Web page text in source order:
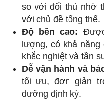
so với đối thủ nhờ
với chủ đề tổng thể.
Độ bền cao:
lượng, có khả năng
khắc nghiệt và tần
Dễ vận hành và
tối ưu, đơn giản
dưỡng định kỳ.